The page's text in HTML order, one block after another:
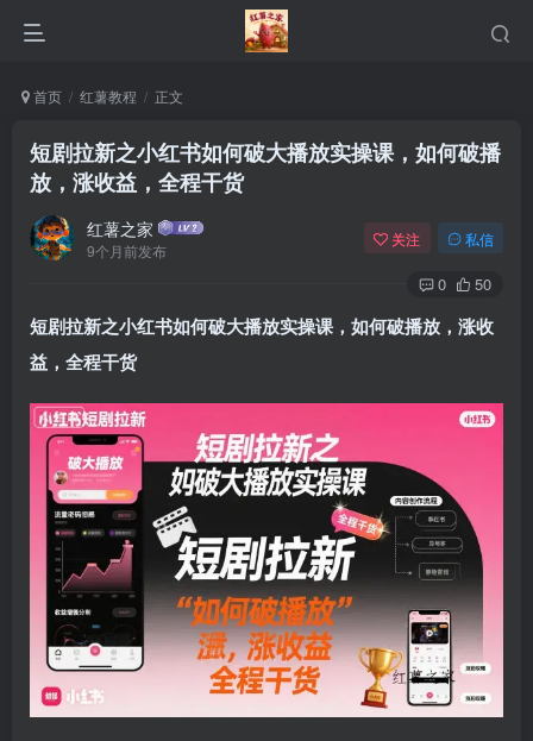
首页 红薯教程 正文
短剧拉新之小红书如何破大播放实操课，如何破播
放，涨收益，全程干货
红薯之家
9个月前发布
关注 私信
0 50
短剧拉新之小红书如何破大播放实操课，如何破播放，涨收
益，全程干货